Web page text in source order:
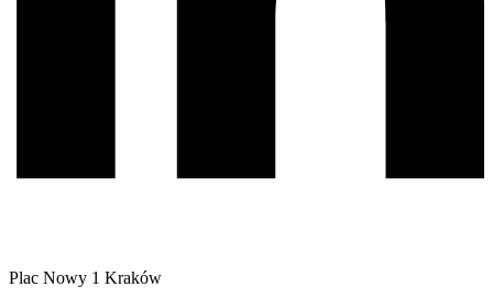
Plac Nowy 1 Kraków